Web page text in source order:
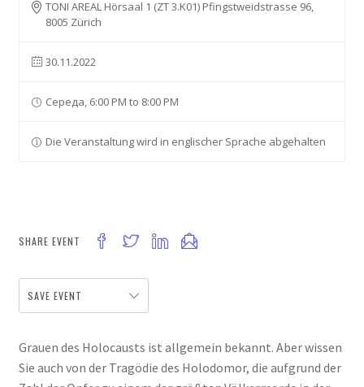
TONI AREAL Hörsaal 1 (ZT 3.K01) Pfingstweidstrasse 96,
8005 Zürich
30.11.2022
Середа, 6:00 PM to 8:00 PM
Die Veranstaltung wird in englischer Sprache abgehalten
SHARE EVENT
SAVE EVENT
Grauen des Holocausts ist allgemein bekannt. Aber wissen
Sie auch von der Tragödie des Holodomor, die aufgrund der